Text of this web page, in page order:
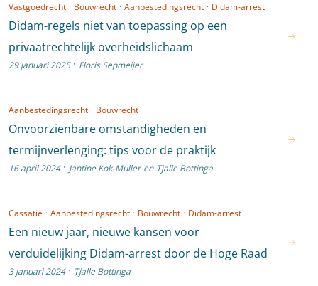
Vastgoedrecht · Bouwrecht · Aanbestedingsrecht · Didam-arrest
Didam-regels niet van toepassing op een
privaatrechtelijk overheidslichaam
29 januari 2025 · Floris Sepmeijer
Aanbestedingsrecht · Bouwrecht
Onvoorzienbare omstandigheden en
termijnverlenging: tips voor de praktijk
16 april 2024 · Jantine Kok-Muller en Tjalle Bottinga
Cassatie · Aanbestedingsrecht · Bouwrecht · Didam-arrest
Een nieuw jaar, nieuwe kansen voor
verduidelijking Didam-arrest door de Hoge Raad
3 januari 2024 · Tjalle Bottinga